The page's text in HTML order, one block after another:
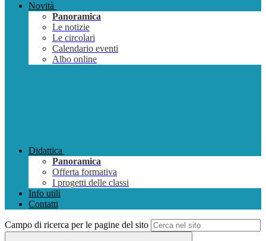
Novità
Panoramica
Le notizie
Le circolari
Calendario eventi
Albo online
Didattica
Panoramica
Offerta formativa
I progetti delle classi
Info utili
Contatti
Campo di ricerca per le pagine del sito